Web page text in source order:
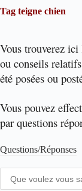
Tag teigne chien
Vous trouverez
ou conseils
été posées ou
Vous pouvez
par questions
Questions/Réponses